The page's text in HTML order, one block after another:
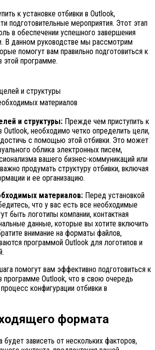
к установке отбивки в Outlook,
подготовительные мероприятия. Этот этап
в обеспечении успешного завершения
В данном руководстве мы рассмотрим
помогут вам правильно подготовиться к
этой программе.
и структуры
материалов
и структуры: Прежде чем приступить к
Outlook, необходимо четко определить цели,
с помощью этой отбивки. Это может
облика электронных писем,
вашего бизнес-коммуникаций или
продумать структуру отбивки, включая
и ее организацию.
материалов: Перед установкой
что у вас есть все необходимые
быть логотипы компании, контактная
данные, которые вы хотите включить
внимание на форматы файлов,
программой Outlook для логотипов и
помогут вам эффективно подготовиться к
программе Outlook, что в свою очередь
конфигурации отбивки в
формата
зависеть от нескольких факторов,